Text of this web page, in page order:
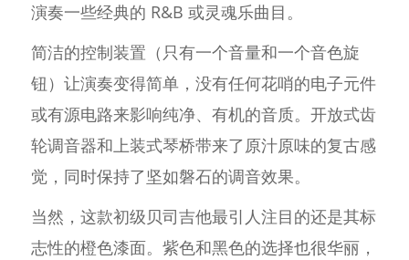
演奏一些经典的 R&B 或灵魂乐曲目。
简洁的控制装置（只有一个音量和一个音色旋
钮）让演奏变得简单，没有任何花哨的电子元件
或有源电路来影响纯净、有机的音质。开放式齿
轮调音器和上装式琴桥带来了原汁原味的复古感
觉，同时保持了坚如磐石的调音效果。
当然，这款初级贝司吉他最引人注目的还是其标
志性的橙色漆面。紫色和黑色的选择也很华丽，